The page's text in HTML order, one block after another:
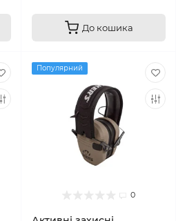
До кошика
Популярний
0